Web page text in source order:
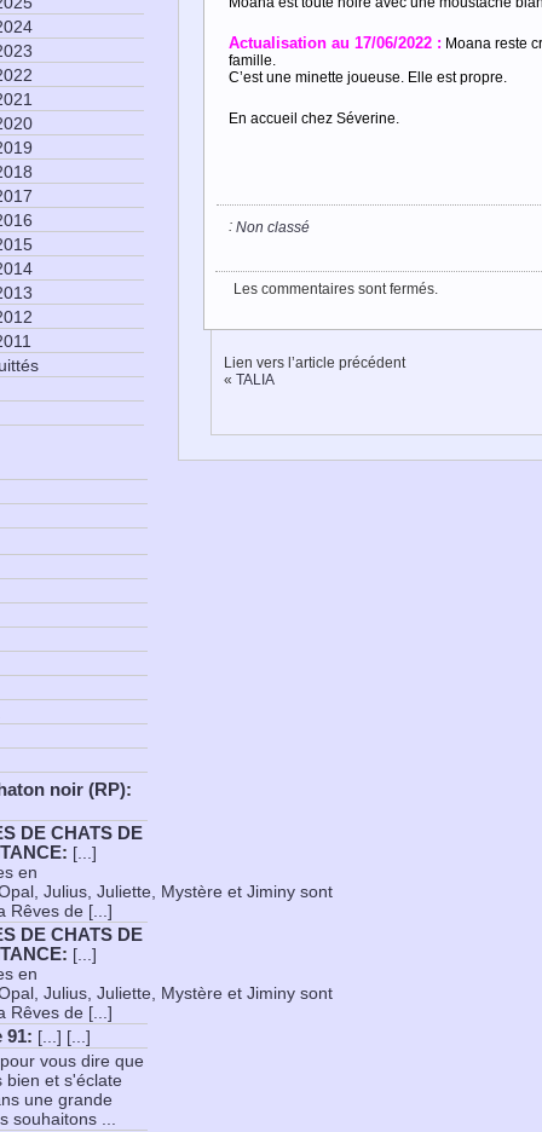
Actualisation au 17/06/2022 : Moana reste
famille.
C’est une minette joueuse. Elle est propre.
En accueil chez Séverine.
: Non classé
Les commentaires sont fermés.
Lien vers l’article précédent
« TALIA
noir (RP):
DE CHATS DE
: [...]
en
Julius, Juliette, Mystère et Jiminy sont
Rêves de [...]
DE CHATS DE
: [...]
en
Julius, Juliette, Mystère et Jiminy sont
Rêves de [...]
91: [...] [...]
vous dire que
bien et s'éclate
une grande
souhaitons ...